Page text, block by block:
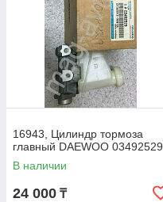
16943, Цилиндр тормоза
главный DAEWOO 03492529
В наличии
24 000 ₸